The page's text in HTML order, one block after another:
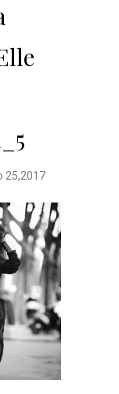
25,2017